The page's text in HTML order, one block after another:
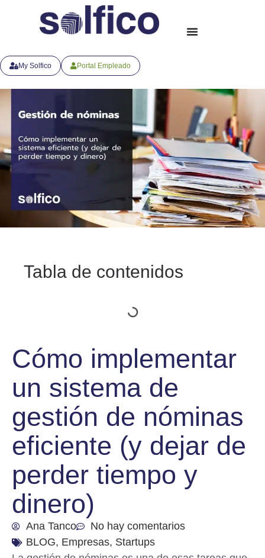
My Solfico Portal Empleado
Tabla de contenidos
Cómo implementar
un sistema de
gestión de nóminas
eficiente (y dejar de
perder tiempo y
dinero)
Ana Tanco
No hay comentarios
BLOG, Empresas, Startups